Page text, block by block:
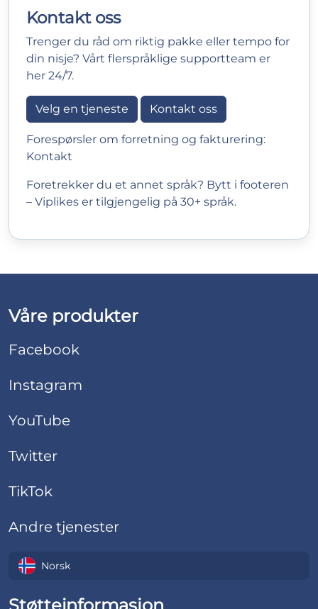
Kontakt oss
Trenger du råd om riktig pakke eller tempo for
din nisje? Vårt flerspråklige supportteam er
her 24/7.
Velg en tjeneste Kontakt oss
Forespørsler om forretning og fakturering:
Kontakt
Foretrekker du et annet språk? Bytt i footeren
– Viplikes er tilgjengelig på 30+ språk.
Våre produkter
Facebook
Instagram
YouTube
Twitter
TikTok
Andre tjenester
Norsk